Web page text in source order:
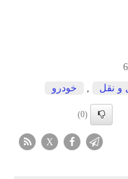
و نقل , خودرو
(0)
X